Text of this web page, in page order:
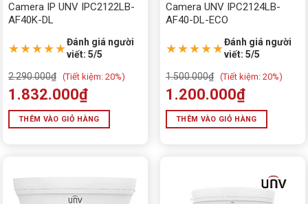
Camera IP UNV IPC2122LB-
AF40K-DL
★★★★★Đánh giá người
viết: 5/5
2.290.000₫ (Tiết kiệm: 20%)
1.832.000₫
THÊM VÀO GIỎ HÀNG
Camera UNV IPC2124LB-
AF40-DL-ECO
★★★★★Đánh giá người
viết: 5/5
1.500.000₫ (Tiết kiệm: 20%)
1.200.000₫
THÊM VÀO GIỎ HÀNG